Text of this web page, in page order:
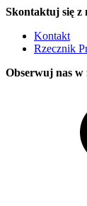
Skontaktuj się z
Kontakt
Rzecznik
Obserwuj nas w